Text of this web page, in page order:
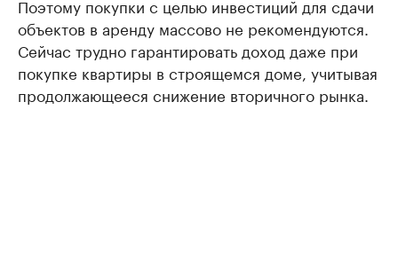
Поэтому покупки с целью инвестиций для сдачи
объектов в аренду массово не рекомендуются.
Сейчас трудно гарантировать доход даже при
покупке квартиры в строящемся доме, учитывая
продолжающееся снижение вторичного рынка.